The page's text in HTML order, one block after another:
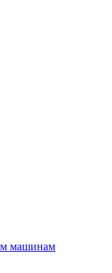
машинам